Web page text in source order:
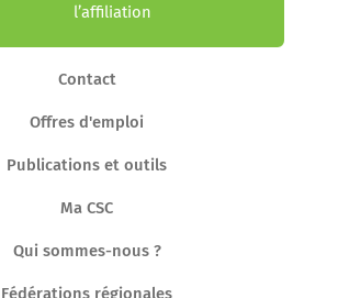
l’affiliation
Contact
Offres d'emploi
Publications et outils
Ma CSC
Qui sommes-nous ?
Fédérations régionales